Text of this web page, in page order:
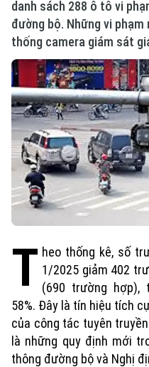
danh sách 288 ô tô vi
đường bộ. Những vi
thống camera giám sát
T heo thống kê, số
1/2025 giảm 402
(690 trường hợp),
58%. Đây là tín hiệu tích
của công tác tuyên
là những quy định mới
thông đường bộ và Nghị